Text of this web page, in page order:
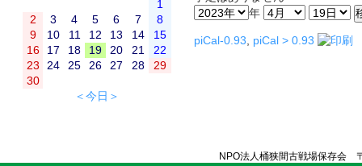
1
2
3 4 5 6 7
8
9
10 11 12 13 14
15
16
17 18 19 20 21
22
23
24 25 26 27 28
29
30
＜今日＞
年
piCal-0.93, piCal > 0.93
NPO法人桶狭間古戦場保存